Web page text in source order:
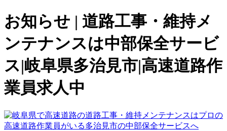
お知らせ | 道路工事・維持メ
ンテナンスは中部保全サービ
ス|岐阜県多治見市|高速道路作
業員求人中